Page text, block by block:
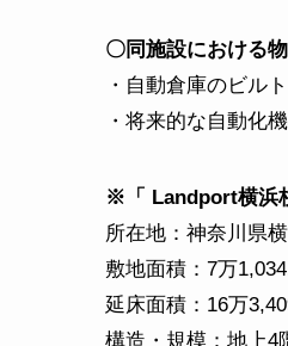
〇同施設における
・自動倉庫のビル
・将来的な自動化
※「 Landport横浜
所在地：神奈川県
敷地面積：7万
延床面積：16万
構造・規模：地上4